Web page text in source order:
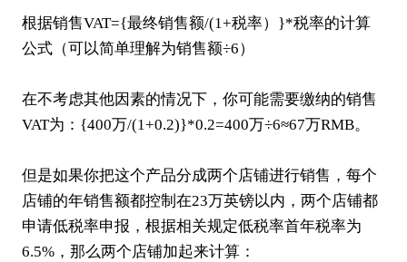
根据销售VAT={最终销售额/(1+税率）}*税率的计算
公式（可以简单理解为销售额÷6）
在不考虑其他因素的情况下，你可能需要缴纳的销售
VAT为：{400万/(1+0.2)}*0.2=400万÷6≈67万RMB。
但是如果你把这个产品分成两个店铺进行销售，每个
店铺的年销售额都控制在23万英镑以内，两个店铺都
申请低税率申报，根据相关规定低税率首年税率为
6.5%，那么两个店铺加起来计算：